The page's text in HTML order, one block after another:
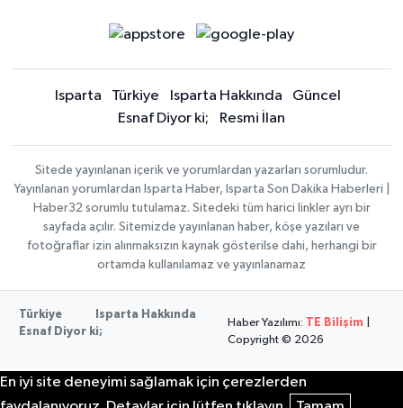
Isparta Türkiye Isparta Hakkında
Güncel
Esnaf Diyor ki;
Resmi İlan
Sitede yayınlanan içerik ve yorumlardan yazarları sorumludur.
Yayınlanan yorumlardan Isparta Haber, Isparta Son Dakika Haberleri |
Haber32 sorumlu tutulamaz. Sitedeki tüm harici linkler ayrı bir
sayfada açılır. Sitemizde yayınlanan haber, köşe yazıları ve
fotoğraflar izin alınmaksızın kaynak gösterilse dahi, herhangi bir
ortamda kullanılamaz ve yayınlanamaz
Türkiye
Isparta Hakkında
Esnaf Diyor ki;
Haber Yazılımı: TE Bilişim
Copyright © 2026
En iyi site deneyimi sağlamak için çerezlerden